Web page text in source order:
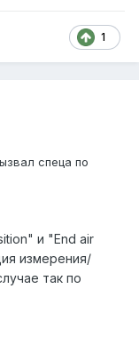
1
спеца по
и "End air
измерения/
так по